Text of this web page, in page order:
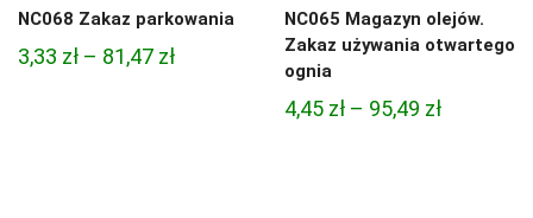
NC068 Zakaz parkowania
3,33 zł – 81,47 złZakres
NC065 Magazyn olejów.
Zakaz używania otwartego
ognia
4,45 zł – 95,49 złZakres